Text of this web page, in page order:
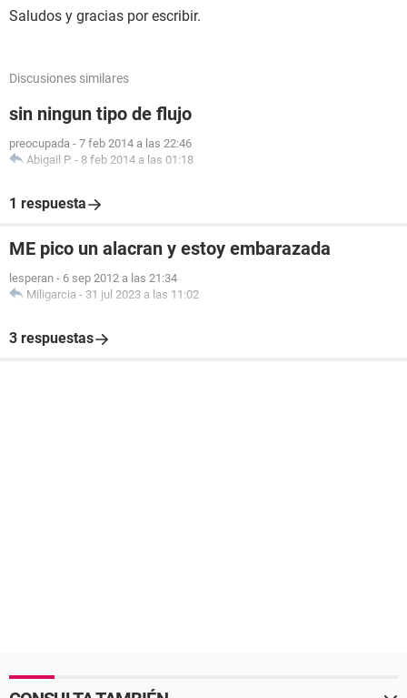
Saludos y gracias por escribir.
Discusiones similares
sin ningun tipo de flujo
preocupada - 7 feb 2014 a las 22:46
Abigail P. - 8 feb 2014 a las 01:18
1 respuesta
ME pico un alacran y estoy embarazada
lesperan - 6 sep 2012 a las 21:34
Miligarcia - 31 jul 2023 a las 11:02
3 respuestas